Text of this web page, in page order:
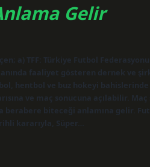
Gelir
a) TFF: Türkiye Futbol
faaliyet gösteren dernek ve
​​hentbol ve buz hokeyi bahislerinde
ve maç sonucuna açılabilir.
berabere biteceği anlamına gelir.
kararıyla, Süper…